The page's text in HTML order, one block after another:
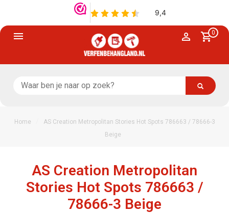
0
Home
AS Creation Metropolitan Stories Hot Spots 786663 / 78666-3
Beige
AS Creation Metropolitan
Stories Hot Spots 786663 /
78666-3 Beige